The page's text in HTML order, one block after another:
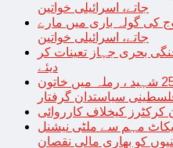
جاتے، اسرائیلی خواتین
کی گولہ باری میں مارے
جاتے، اسرائیلی خواتین
نے بحیرہ عرب میں 3 جنگی بحری جہاز تعینات کر
دیئے
غزہ پر بمباری سے مزید 250 شہید ، رملہ میں خاتون
سیاستدان گرفتار
مہم سے ملٹی نیشنل
کو بھاری مالی نقصان